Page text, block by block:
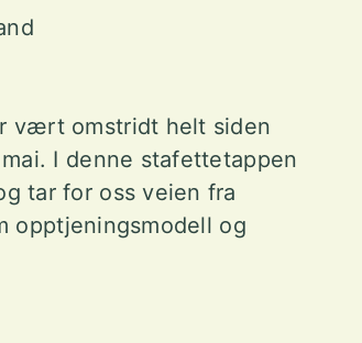
vært omstridt helt siden
I denne stafettetappen
tar for oss veien fra
opptjeningsmodell og